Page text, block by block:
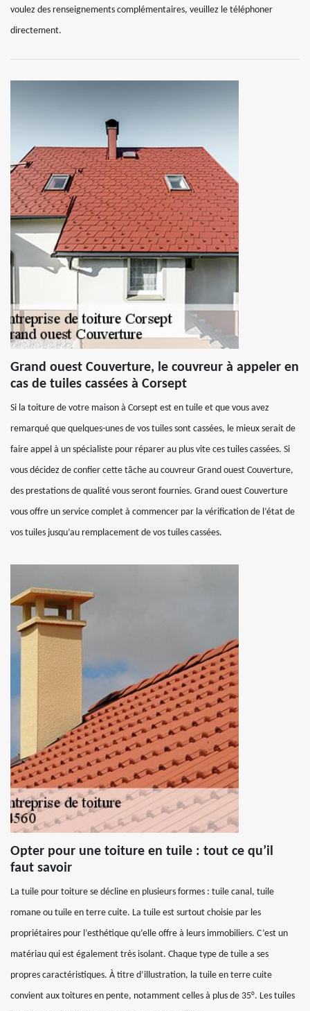
voulez des renseignements complémentaires, veuillez le téléphoner
directement.
Grand ouest Couverture, le couvreur à appeler en
cas de tuiles cassées à Corsept
Si la toiture de votre maison à Corsept est en tuile et que vous avez
remarqué que quelques-unes de vos tuiles sont cassées, le mieux serait de
faire appel à un spécialiste pour réparer au plus vite ces tuiles cassées. Si
vous décidez de confier cette tâche au couvreur Grand ouest Couverture,
des prestations de qualité vous seront fournies. Grand ouest Couverture
vous offre un service complet à commencer par la vérification de l’état de
vos tuiles jusqu’au remplacement de vos tuiles cassées.
Opter pour une toiture en tuile : tout ce qu’il
faut savoir
La tuile pour toiture se décline en plusieurs formes : tuile canal, tuile
romane ou tuile en terre cuite. La tuile est surtout choisie par les
propriétaires pour l’esthétique qu’elle offre à leurs immobiliers. C’est un
matériau qui est également très isolant. Chaque type de tuile a ses
propres caractéristiques. À titre d’illustration, la tuile en terre cuite
convient aux toitures en pente, notamment celles à plus de 35°. Les tuiles